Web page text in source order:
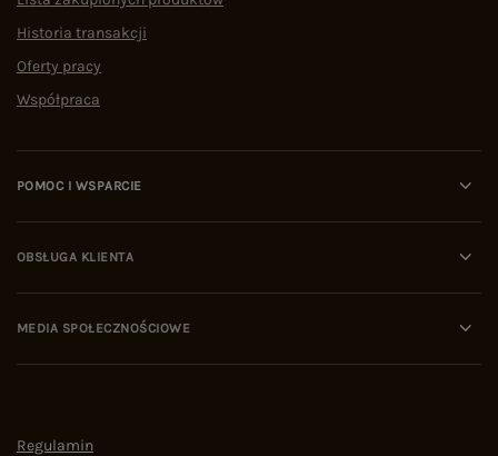
Historia transakcji
Oferty pracy
Współpraca
POMOC I WSPARCIE
OBSŁUGA KLIENTA
MEDIA SPOŁECZNOŚCIOWE
Regulamin